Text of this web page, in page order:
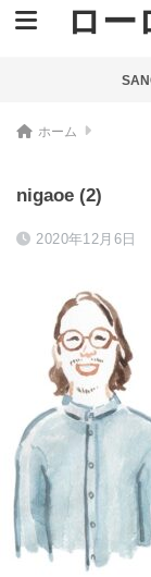
ロー
ホーム
nigaoe (2)
2020年12月6日